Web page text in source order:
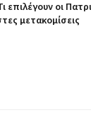
οι
μετακομίσεις